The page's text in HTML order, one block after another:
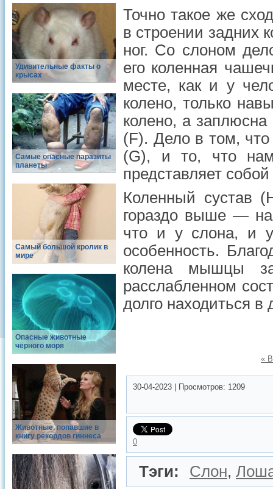
Удивительные факты о
крысах
Самые опасные паразиты
планеты
Самый большой кролик в
мире
Опасные животные
чёрного моря
Животные, попавшие в
книгу рекордов гиннеса
Точно такое же
в строении задних
ног. Со слоном
его коленная
месте, как и у
колено, только
колено, а
(F). Дело в том, что
(G), и то, что нам
представляет собой
Коленный сустав
гораздо выше — на
что и у слона, и у
особенность.
колена мышцы
расслабленном
долго находиться
«
30-04-2023 Просмотров: 1209
0
Тэги: Слон,